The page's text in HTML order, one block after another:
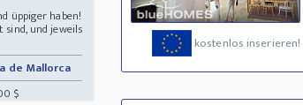
üppiger haben!
sind, und jeweils
de Mallorca
$
kostenlos inserieren!